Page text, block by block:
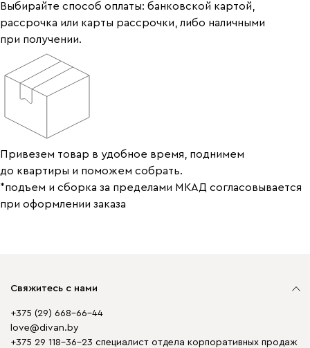
Выбирайте способ оплаты: банковской картой,
рассрочка или карты рассрочки, либо наличными
при получении.
Привезем товар в удобное время, поднимем
до квартиры и поможем собрать.
*подъем и сборка за пределами МКАД согласовывается
при оформлении заказа
Свяжитесь с нами
+375 (29) 668-66-44
love@divan.by
+375 29 118-36-23 специалист отдела корпоративных продаж